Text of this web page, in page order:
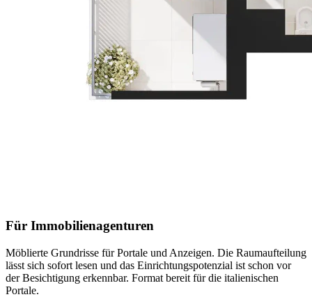
Für Immobilienagenturen
Möblierte Grundrisse für Portale und Anzeigen. Die Raumaufteilung
lässt sich sofort lesen und das Einrichtungspotenzial ist schon vor
der Besichtigung erkennbar. Format bereit für die italienischen
Portale.